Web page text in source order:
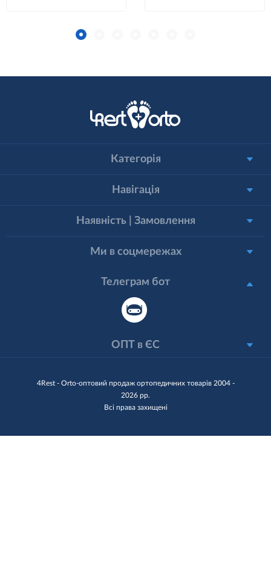
4Rest - Orto-оптовий продаж ортопедичних товарів 2004 -
2026 рр.
Всі права захищені
Категорія
Навігація
Наявність | Замовлення
Ми в соцмережах
Телеграм бот
ОПТ в ЄС